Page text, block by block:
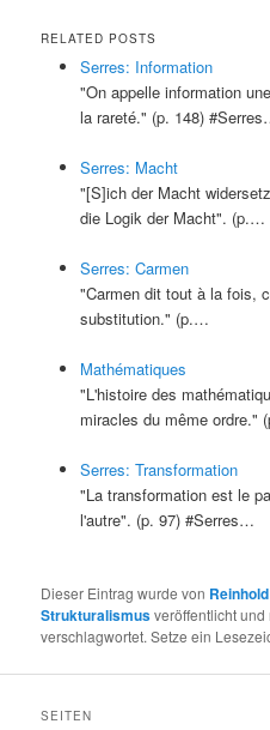
RELATED POSTS
Serres: Information
"On appelle information
la rareté." (p. 148)
Serres: Macht
"[S]ich der Macht
die Logik der Macht". (p.…
Serres: Carmen
"Carmen dit tout à la fois,
substitution." (p.…
Mathématiques
"L'histoire des
miracles du même ordre."
Serres: Transformation
"La transformation est le
l'autre". (p. 97) #Serres…
Dieser Eintrag wurde von
Strukturalismusveröffentlicht und
verschlagwortet. Setze ein
SEITEN